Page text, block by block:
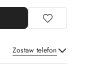
Zostaw telefon
Wyślij